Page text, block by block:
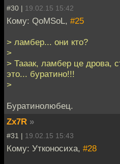
#30 | 19.02.15 15:42
Кому: QoMSoL, #25
> ламбер... они кто?
>
> Тааак, ламбер це дрова,
это... буратино!!!
>
Буратинолюбец.
Zx7R »
#31 | 19.02.15 15:43
Кому: Утконосиха, #28